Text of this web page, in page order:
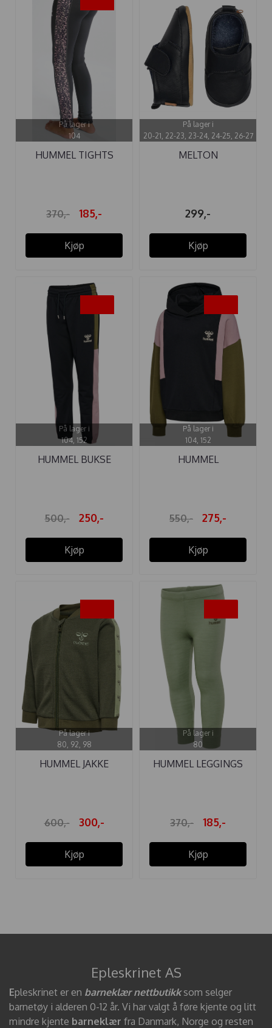
På lager i
104
HUMMEL TIGHTS
370,- 185,-
Kjøp
På lager i
20-21, 22-23, 23-24, 24-25, 26-27
MELTON
299,-
Kjøp
På lager i
104, 152
HUMMEL BUKSE
500,- 250,-
Kjøp
På lager i
104, 152
HUMMEL
550,- 275,-
Kjøp
På lager i
80, 92, 98
HUMMEL JAKKE
600,- 300,-
Kjøp
På lager i
80
HUMMEL LEGGINGS
370,- 185,-
Kjøp
Epleskrinet AS
Epleskrinet er en barneklær nettbutikksom selger
barnetøy i alderen 0-12 år. Vi har valgt å føre kjente og litt
mindre kjente barneklær fra Danmark, Norge og resten